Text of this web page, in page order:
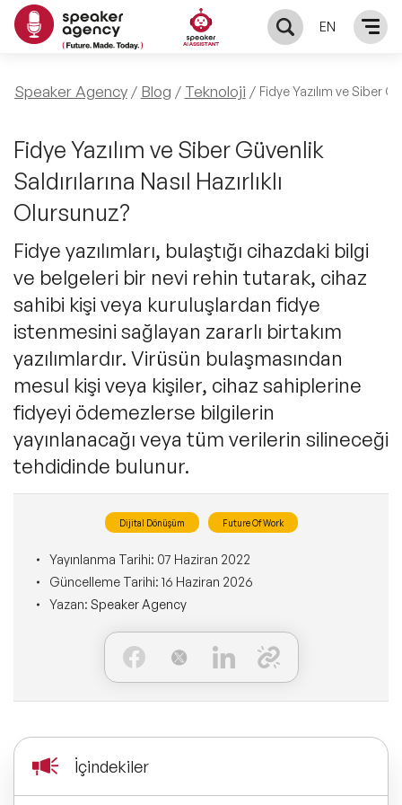
EN
KONUŞMACILAR
Yerel Konuşmacılar
Global Konuşmacılar
Tüm Konuşmacılar
KONULAR
Öne Çıkan Konular
Exclusive Konuşmacılarımız
Ünlü Konuşmacılar
İlham Veren Konuşmacılar
İlham Veren Kadın Konuşmacılar
Kişisel Dönüşüm Konuşmacıları
Sürdürülebilirlik Konuşmacıları
Dijital Dönüşüm Konuşmacıları
Pazarlama Konuşmacıları
Mizah Konuşmacıları
Cinsiyet Eşitliği, Çeşitlilik
ÇÖZÜMLER
Keynote & Konuşma
Master Class Workshop
Akış Sunumu & Moderasyon
Deneyim Odaklı Çözümler
Konuşmacı Özel Çözümleri
Tüm Çözümler
INFLUENCER
HAKKIMIZDA
Biz Kimiz?
Ne Sunarız?
Ne Yaparız?
Kim İçin Yaparız?
Kimlerle Yaparız?
Ekibimiz
Referanslarımız
BLOG
İLETİŞİM
Speaker Agency Blog Teknoloji Fidye Yazılım ve Siber
Fidye Yazılım ve Siber Güvenlik
Saldırılarına Nasıl Hazırlıklı
Olursunuz?
Fidye yazılımları, bulaştığı cihazdaki bilgi
ve belgeleri bir nevi rehin tutarak, cihaz
sahibi kişi veya kuruluşlardan fidye
istenmesini sağlayan zararlı birtakım
yazılımlardır. Virüsün bulaşmasından
mesul kişi veya kişiler, cihaz sahiplerine
fidyeyi ödemezlerse bilgilerin
yayınlanacağı veya tüm verilerin silineceği
tehdidinde bulunur.
Dijital Dönüşüm Future Of Work
Yayınlanma Tarihi: 07 Haziran 2022
Güncelleme Tarihi: 16 Haziran 2026
Yazan: Speaker Agency
İçindekiler